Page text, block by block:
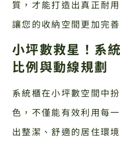
質，才能打造出真正耐
讓您的收納空間更加完善
小坪數救星！系
比例與動線規劃
系統櫃在小坪數空間中
色，不僅能有效利用每
出整潔、舒適的居住環